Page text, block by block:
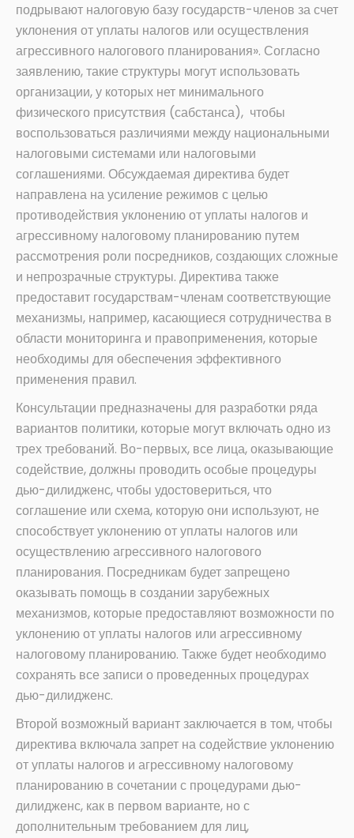
подрывают налоговую базу государств-членов за счет
уклонения от уплаты налогов или осуществления
агрессивного налогового планирования». Согласно
заявлению, такие структуры могут использовать
организации, у которых нет минимального
физического присутствия (сабстанса), чтобы
воспользоваться различиями между национальными
налоговыми системами или налоговыми
соглашениями. Обсуждаемая директива будет
направлена на усиление режимов с целью
противодействия уклонению от уплаты налогов и
агрессивному налоговому планированию путем
рассмотрения роли посредников, создающих сложные
и непрозрачные структуры. Директива также
предоставит государствам-членам соответствующие
механизмы, например, касающиеся сотрудничества в
области мониторинга и правоприменения, которые
необходимы для обеспечения эффективного
применения правил.
Консультации предназначены для разработки ряда
вариантов политики, которые могут включать одно из
трех требований. Во-первых, все лица, оказывающие
содействие, должны проводить особые процедуры
дью-дилидженс, чтобы удостовериться, что
соглашение или схема, которую они используют, не
способствует уклонению от уплаты налогов или
осуществлению агрессивного налогового
планирования. Посредникам будет запрещено
оказывать помощь в создании зарубежных
механизмов, которые предоставляют возможности по
уклонению от уплаты налогов или агрессивному
налоговому планированию. Также будет необходимо
сохранять все записи о проведенных процедурах
дью-дилидженс.
Второй возможный вариант заключается в том, чтобы
директива включала запрет на содействие уклонению
от уплаты налогов и агрессивному налоговому
планированию в сочетании с процедурами дью-
дилидженс, как в первом варианте, но с
дополнительным требованием для лиц,